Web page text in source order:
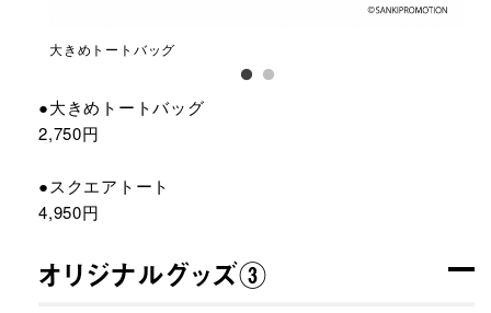
大きめトートバッグ
●大きめトートバッグ
2,750円
●スクエアトート
4,950円
オリジナルグッズ③